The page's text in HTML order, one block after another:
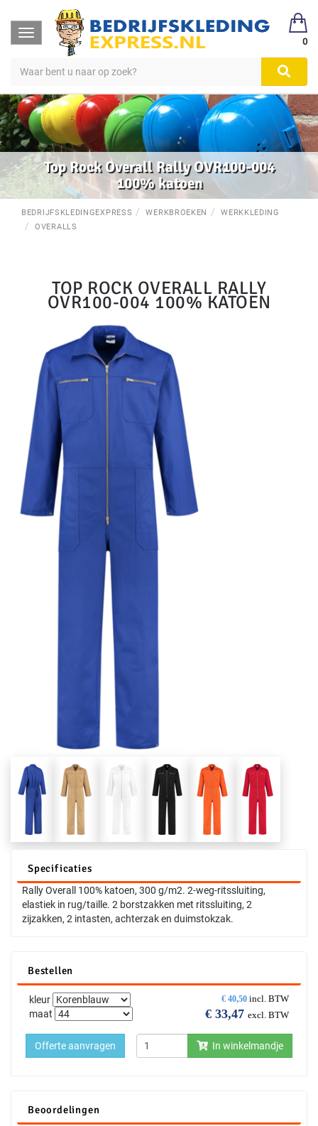
Toggle
navigation
0
Top Rock Overall Rally OVR100-004
100% katoen
BEDRIJFSKLEDINGEXPRESS WERKBROEKEN
WERKKLEDING
OVERALLS
TOP ROCK OVERALL RALLY
OVR100-004 100% KATOEN
Specificaties
Rally Overall 100% katoen, 300 g/m2. 2-weg-ritssluiting,
elastiek in rug/taille. 2 borstzakken met ritssluiting, 2
zijzakken, 2 intasten, achterzak en duimstokzak.
Bestellen
€ 40,50 incl. BTW
€ 33,47 excl. BTW
kleur
maat
In winkelmandje
Offerte aanvragen
Beoordelingen